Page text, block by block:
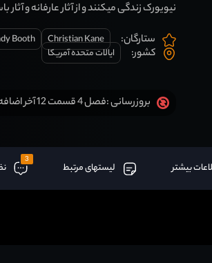
نیویورک زندگی میکنند و از آثار عارفانه و
ستارگان:
Christian Kane
Booth
کشور: ایالات متحده آمریکا
بروزرسانی :فصل 4 قسمت 12 آخر اضافه شد
بیشتر لیستهای مرتبط
3